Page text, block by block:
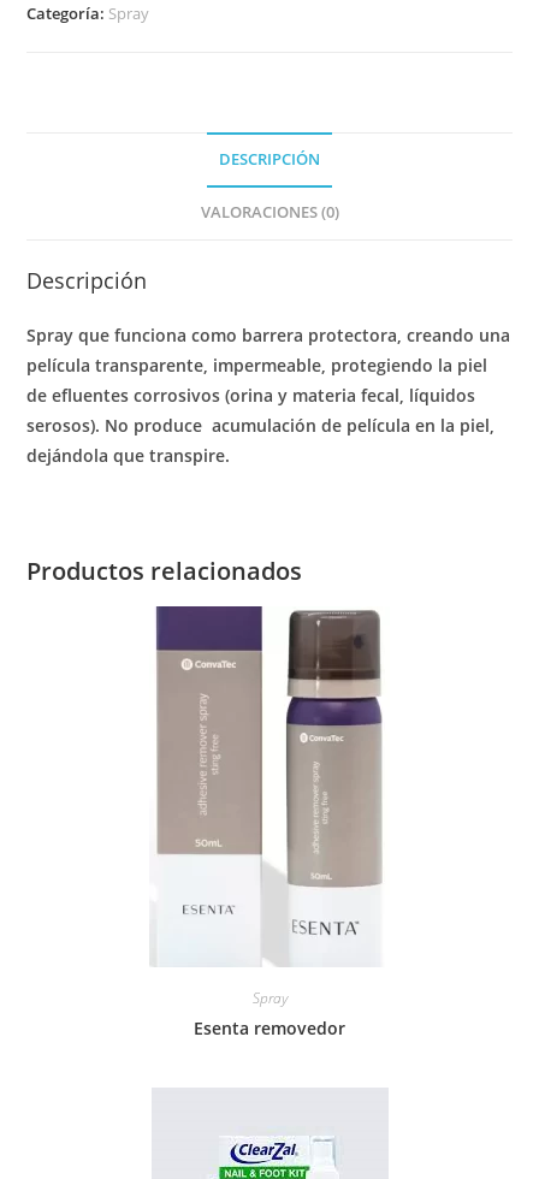
Categoría: Spray
DESCRIPCIÓN
VALORACIONES (0)
Descripción
Spray que funciona como barrera protectora, creando una
película transparente, impermeable, protegiendo la piel
de efluentes corrosivos (orina y materia fecal, líquidos
serosos). No produceacumulación de película en la piel,
dejándola que transpire.
Productos relacionados
Spray
Esenta removedor